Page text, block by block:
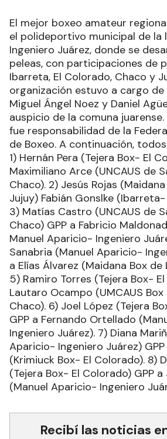
El mejor boxeo amateur
el polideportivo municipal de la
Ingeniero Juárez, donde se
peleas, con participaciones de
Ibarreta, El Colorado, Chaco y
organización estuvo a cargo
Miguel Ángel Noez y Daniel
auspicio de la comuna
fue responsabilidad de la
de Boxeo. A continuación,
1) Hernán Pera (Tejera Box- El
Maximiliano Arce (UNCAUS de
Chaco). 2) Jesús Rojas
Jujuy) Fabián Gonslke
3) Matías Castro (UNCAUS de
Chaco) GPP a Fabricio
Manuel Aparicio- Ingeniero
Sanabria (Manuel Aparicio-
a Elías Álvarez (Maidana Box
5) Ramiro Torres (Tejera Box-
Lautaro Ocampo (UMCAUS Box
Chaco). 6) Joel López (Tejera
GPP a Fernando Ortellado
Ingeniero Juárez). 7) Diana
Aparicio- Ingeniero Juárez)
(Krimiuck Box- El Colorado). 8)
(Tejera Box- El Colorado) GPP
(Manuel Aparicio- Ingeniero
Recibí las noticias